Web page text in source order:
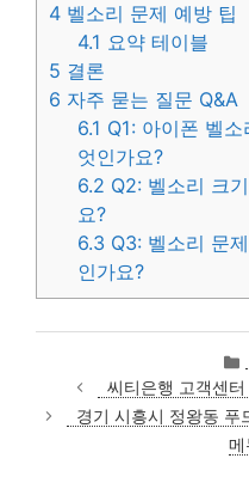
4 벨소리 문제 예방 팁
4.1 요약 테이블
5 결론
6 자주 묻는 질문 Q&A
6.1 Q1: 아이폰 벨
엇인가요?
6.2 Q2: 벨소리 크
요?
6.3 Q3: 벨소리 문
인가요?
씨티은행 고객센
경기 시흥시 정왕동 푸
메